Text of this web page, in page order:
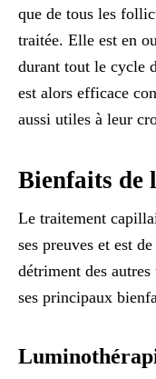
que de tous les
traitée. Elle est en
durant tout le cycle
est alors efficace
aussi utiles à leur
Bienfaits de
Le traitement
ses preuves et est
détriment des
ses principaux